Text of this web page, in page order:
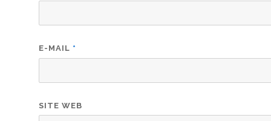
E-MAIL *
SITE WEB